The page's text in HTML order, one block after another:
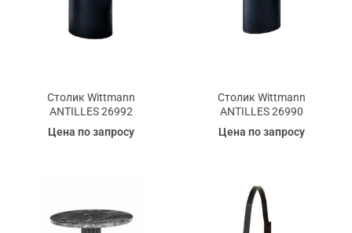
Столик Wittmann
ANTILLES 26992
Цена по запросу
Столик Wittmann
ANTILLES 26990
Цена по запросу